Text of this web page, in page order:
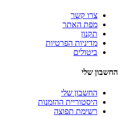
צרו קשר
מפת האתר
תקנון
מדיניות הפרטיות
ביטולים
החשבון שלי
החשבון שלי
היסטוריית ההזמנות
רשימת תפוצה